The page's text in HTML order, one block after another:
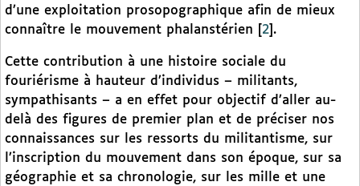
d’une exploitation prosopographique afin de mieux
connaître le mouvement phalanstérien
2 .
Cette contribution à une histoire sociale du
fouriérisme à hauteur d’individus – militants,
sympathisants – a en effet pour objectif d’aller au-
delà des figures de premier plan et de préciser nos
connaissances sur les ressorts du militantisme, sur
l’inscription du mouvement dans son époque, sur sa
géographie et sa chronologie, sur les mille et une